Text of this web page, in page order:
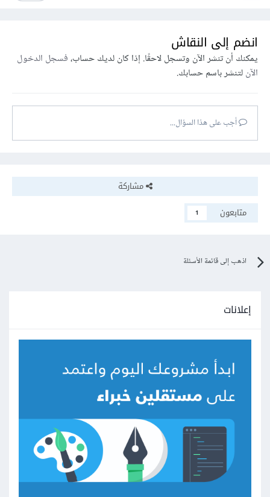
انضم إلى النقاش
يمكنك أن تنشر الآن وتسجل لاحقًا. إذا كان لديك حساب،فسجل الدخول
الآنلتنشر باسم حسابك.
أجب على هذا السؤال...
مشاركة
متابعون
1
اذهب إلى قائمة الأسئلة
إعلانات